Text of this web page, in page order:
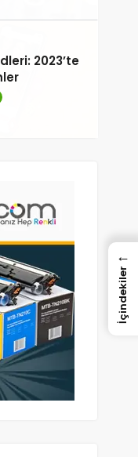
2023’te
←
İçindekiler